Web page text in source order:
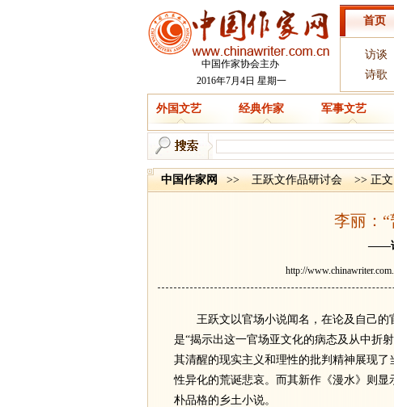
中国作家协会主办
2016年7月4日 星期一
首页
访谈
诗歌
外国文艺 经典作家 军事文艺
中国作家网 >> 王跃文作品研讨会 >> 正文
李丽：
——
http://
王跃文以官场小说闻名，在论及自己的
是“揭示出这一官场亚文化的病态及从中折
其清醒的现实主义和理性的批判精神展现
性异化的荒诞悲哀。而其新作《漫水》则
朴品格的乡土小说。